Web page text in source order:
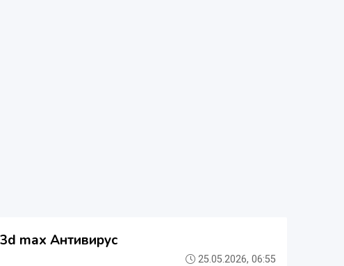
max Антивирус
25.05.2026, 06:55